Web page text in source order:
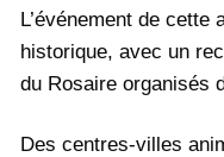
L’événement de cette
historique, avec un
du Rosaire organisés
Des centres-villes